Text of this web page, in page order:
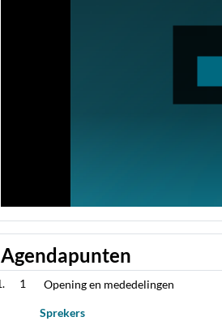
Agendapunten
1 Opening en mededelingen
Sprekers